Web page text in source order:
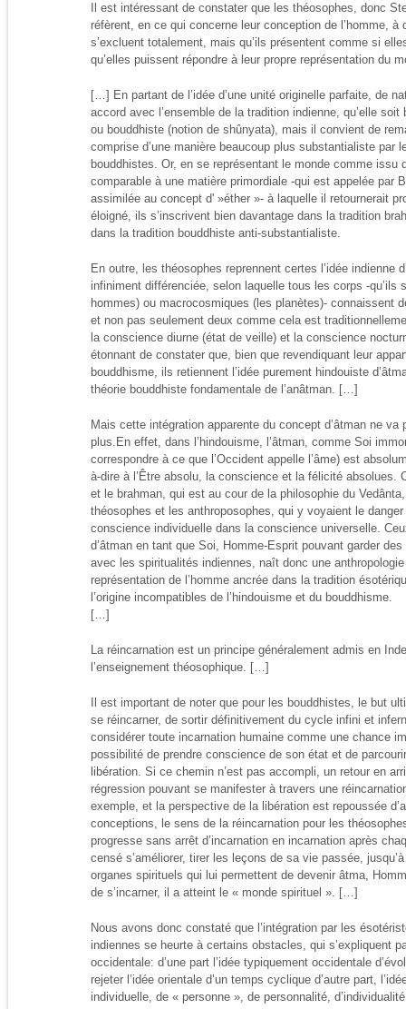
Il est intéressant de constater que les théosophes, donc
réfèrent, en ce qui concerne leur conception de l’homme, à
s’excluent totalement, mais qu’ils présentent comme si
qu’elles puissent répondre à leur propre représentation du
[…] En partant de l’idée d’une unité originelle parfaite, de
accord avec l’ensemble de la tradition indienne, qu’elle
ou bouddhiste (notion de shûnyata), mais il convient de
comprise d’une manière beaucoup plus substantialiste par
bouddhistes. Or, en se représentant le monde comme issu
comparable à une matière primordiale -qui est appelée par
assimilée au concept d' »éther »- à laquelle il retournerait
éloigné, ils s’inscrivent bien davantage dans la tradition
dans la tradition bouddhiste anti-substantialiste.
En outre, les théosophes reprennent certes l’idée indienne
infiniment différenciée, selon laquelle tous les corps -qu’ils
hommes) ou macrocosmiques (les planètes)- connaissent
et non pas seulement deux comme cela est
la conscience diurne (état de veille) et la conscience
étonnant de constater que, bien que revendiquant leur
bouddhisme, ils retiennent l’idée purement hindouiste
théorie bouddhiste fondamentale de l’anâtman. […]
Mais cette intégration apparente du concept d’âtman ne va
plus.En effet, dans l’hindouisme, l’âtman, comme Soi
correspondre à ce que l’Occident appelle l’âme) est
à-dire à l’Être absolu, la conscience et la félicité absolues.
et le brahman, qui est au cour de la philosophie du
théosophes et les anthroposophes, qui y voyaient le danger
conscience individuelle dans la conscience universelle.
d’âtman en tant que Soi, Homme-Esprit pouvant garder
avec les spiritualités indiennes, naît donc une
représentation de l’homme ancrée dans la tradition
l’origine incompatibles de l’hindouisme et du bouddhisme.
[…]
La réincarnation est un principe généralement admis en
l’enseignement théosophique. […]
Il est important de noter que pour les bouddhistes, le but
se réincarner, de sortir définitivement du cycle infini et
considérer toute incarnation humaine comme une chance
possibilité de prendre conscience de son état et de
libération. Si ce chemin n’est pas accompli, un retour en
régression pouvant se manifester à travers une
exemple, et la perspective de la libération est repoussée
conceptions, le sens de la réincarnation pour les
progresse sans arrêt d’incarnation en incarnation après
censé s’améliorer, tirer les leçons de sa vie passée,
organes spirituels qui lui permettent de devenir âtma,
de s’incarner, il a atteint le « monde spirituel ». […]
Nous avons donc constaté que l’intégration par les
indiennes se heurte à certains obstacles, qui s’expliquent
occidentale: d’une part l’idée typiquement occidentale
rejeter l’idée orientale d’un temps cyclique d’autre part,
individuelle, de « personne », de personnalité,